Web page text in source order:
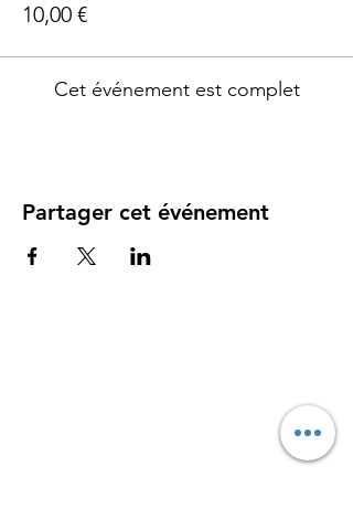
10,00 €
Cet événement est complet
Partager cet événement